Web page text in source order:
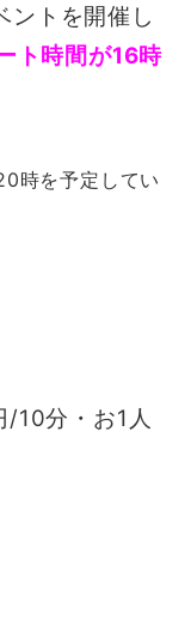
ントを開催し
ト時間が16時
時を予定してい
分・お1人